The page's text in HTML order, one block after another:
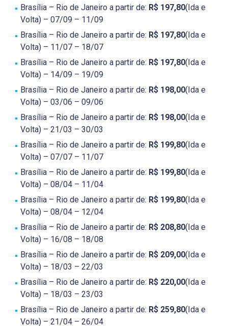
Brasília – Rio de Janeiro a partir de: R$ 197,80(Ida e
Volta) – 07/09 – 11/09
Brasília – Rio de Janeiro a partir de: R$ 197,80(Ida e
Volta) – 11/07 – 18/07
Brasília – Rio de Janeiro a partir de: R$ 197,80(Ida e
Volta) – 14/09 – 19/09
Brasília – Rio de Janeiro a partir de: R$ 198,00(Ida e
Volta) – 03/06 – 09/06
Brasília – Rio de Janeiro a partir de: R$ 198,00(Ida e
Volta) – 21/03 – 30/03
Brasília – Rio de Janeiro a partir de: R$ 199,80(Ida e
Volta) – 07/07 – 11/07
Brasília – Rio de Janeiro a partir de: R$ 199,80(Ida e
Volta) – 08/04 – 11/04
Brasília – Rio de Janeiro a partir de: R$ 199,80(Ida e
Volta) – 08/04 – 12/04
Brasília – Rio de Janeiro a partir de: R$ 208,80(Ida e
Volta) – 16/08 – 18/08
Brasília – Rio de Janeiro a partir de: R$ 209,00(Ida e
Volta) – 18/03 – 22/03
Brasília – Rio de Janeiro a partir de: R$ 220,00(Ida e
Volta) – 18/03 – 23/03
Brasília – Rio de Janeiro a partir de: R$ 259,80(Ida e
Volta) – 21/04 – 26/04